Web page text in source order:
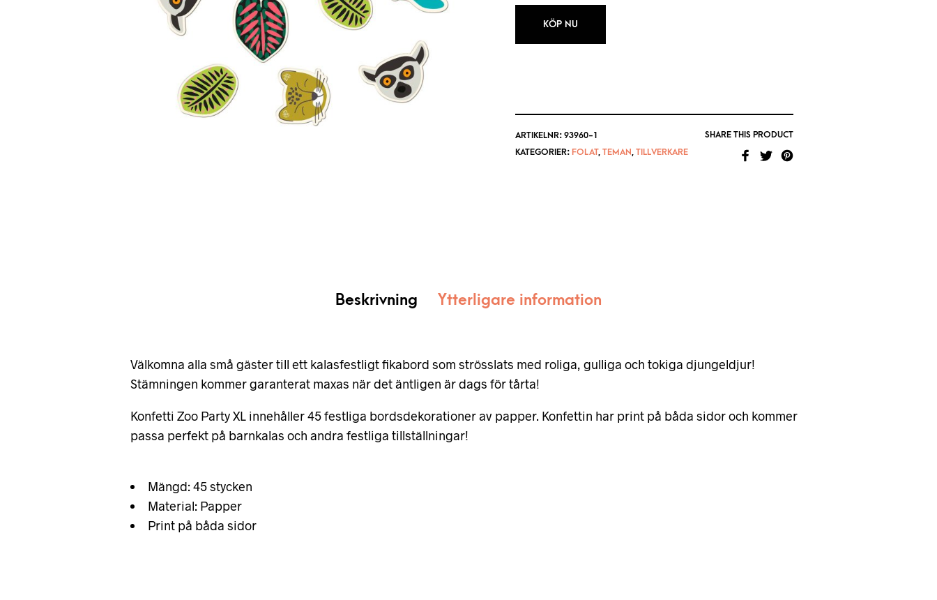
KÖP NU
ARTIKELNR: 93960-1
KATEGORIER: FOLAT, TEMAN, TILLVERKARE
SHARE THIS PRODUCT
Beskrivning Ytterligare information
Välkomna alla små gäster till ett kalasfestligt fikabord som strösslats med roliga, gulliga och tokiga djungeldjur!
Stämningen kommer garanterat maxas när det äntligen är dags för tårta!
Konfetti Zoo Party XL innehåller 45 festliga bordsdekorationer av papper. Konfettin har print på båda sidor och kommer
passa perfekt på barnkalas och andra festliga tillställningar!
Mängd: 45 stycken
Material: Papper
Print på båda sidor